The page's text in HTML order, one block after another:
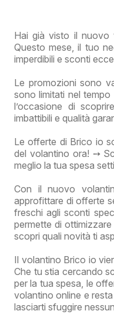
Hai già visto il nuovo
Questo mese, il tuo
imperdibili e sconti
Le promozioni sono
sono limitati nel
l’occasione di
imbattibili e qualità
Le offerte di Brico io
del volantino ora! ➙
meglio la tua spesa
Con il nuovo
approfittare di offerte
freschi agli sconti
permette di
scopri quali novità ti
Il volantino Brico io
Che tu stia cercando
per la tua spesa, le
volantino online e
lasciarti sfuggire